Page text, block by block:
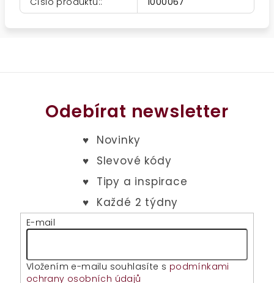
Odebírat newsletter
E-mail
Vložením e-mailu souhlasíte s podmínkami
ochrany osobních údajů